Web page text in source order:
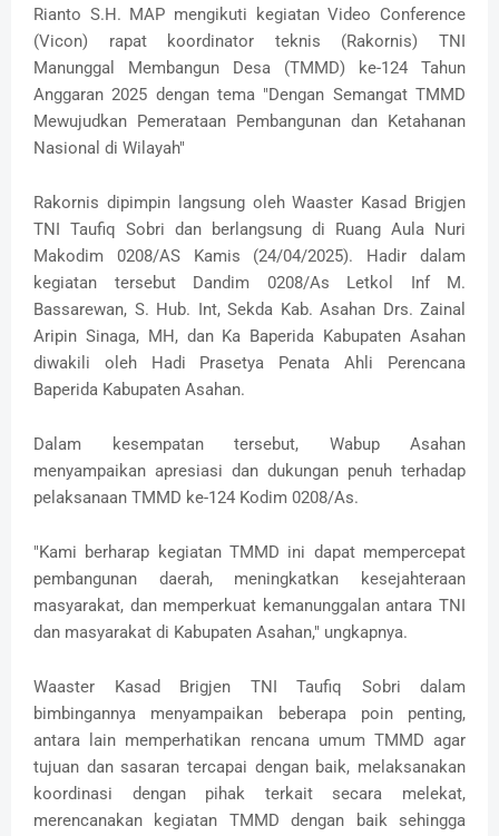
Rianto S.H. MAP mengikuti kegiatan Video Conference
(Vicon) rapat koordinator teknis (Rakornis) TNI
Manunggal Membangun Desa (TMMD) ke-124 Tahun
Anggaran 2025 dengan tema "Dengan Semangat TMMD
Mewujudkan Pemerataan Pembangunan dan Ketahanan
Nasional di Wilayah"
Rakornis dipimpin langsung oleh Waaster Kasad Brigjen
TNI Taufiq Sobri dan berlangsung di Ruang Aula Nuri
Makodim 0208/AS Kamis (24/04/2025). Hadir dalam
kegiatan tersebut Dandim 0208/As Letkol Inf M.
Bassarewan, S. Hub. Int, Sekda Kab. Asahan Drs. Zainal
Aripin Sinaga, MH, dan Ka Baperida Kabupaten Asahan
diwakili oleh Hadi Prasetya Penata Ahli Perencana
Baperida Kabupaten Asahan.
Dalam kesempatan tersebut, Wabup Asahan
menyampaikan apresiasi dan dukungan penuh terhadap
pelaksanaan TMMD ke-124 Kodim 0208/As.
"Kami berharap kegiatan TMMD ini dapat mempercepat
pembangunan daerah, meningkatkan kesejahteraan
masyarakat, dan memperkuat kemanunggalan antara TNI
dan masyarakat di Kabupaten Asahan," ungkapnya.
Waaster Kasad Brigjen TNI Taufiq Sobri dalam
bimbingannya menyampaikan beberapa poin penting,
antara lain memperhatikan rencana umum TMMD agar
tujuan dan sasaran tercapai dengan baik, melaksanakan
koordinasi dengan pihak terkait secara melekat,
merencanakan kegiatan TMMD dengan baik sehingga